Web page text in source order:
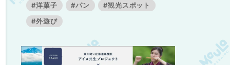
#洋菓子
#パン
#観光スポット
#外遊び